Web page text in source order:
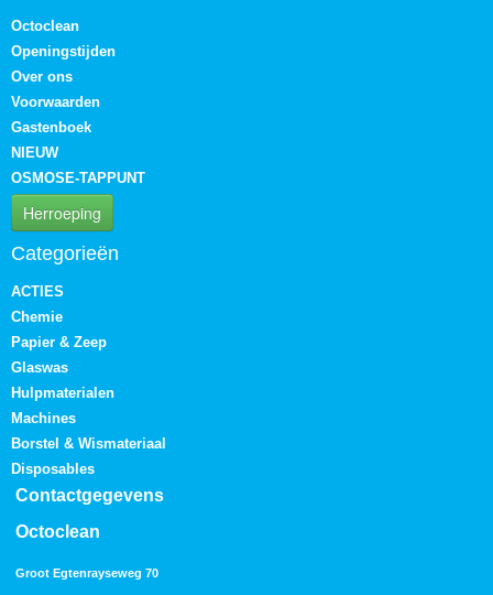
Octoclean
Openingstijden
Over ons
Voorwaarden
Gastenboek
NIEUW
OSMOSE-TAPPUNT
Herroeping
Categorieën
ACTIES
Chemie
Papier & Zeep
Glaswas
Hulpmaterialen
Machines
Borstel & Wismateriaal
Disposables
Contactgegevens
Octoclean
Groot Egtenrayseweg 70